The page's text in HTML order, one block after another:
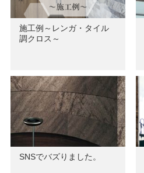
施工例～レンガ・タイル
調クロス～
SNSでバズりました。